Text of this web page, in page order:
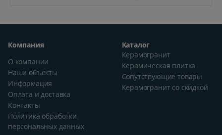
Компания
О компании
Наши объекты
Информация
Оплата и доставка
Контакты
Политика обработки
персональных данных
Каталог
Керамогранит
Керамическая плитка
Сопутствующие товары
Керамогранит со скидкой